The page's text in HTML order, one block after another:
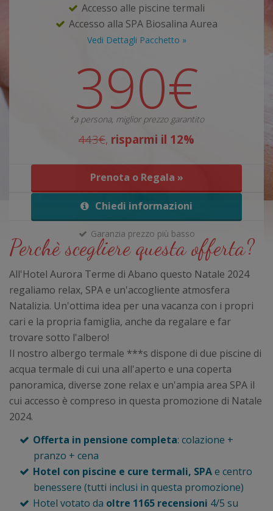
Accesso alle piscine termali
Accesso alla SPA Biosalina Aurea
Vedi Dettagli Pacchetto »
390€
*a persona, miglior prezzo garantito
443€, risparmi il 12%
Prenota o Regala »
Chiedi informazioni
Garanzia prezzo più basso
Perchè scegliere questa offerta?
All'Hotel Aurora Terme di Abano questo Natale 2024
regaliamo relax, SPA e un'accogliente atmosfera
Natalizia. Un'ottima idea per una vacanza con i propri
cari e la propria famiglia, anche da regalare e far
trovare sotto l'albero!
Il nostro albergo termale ***s dispone di due piscine di
acqua termale di cui una all'aperto e una coperta
panoramica, diverse zone relax e un'ampia area SPA il
cui accesso è compreso in questa promozione di Natale
2024.
Offerta in pensione completa: colazione +
pranzo + cena
Hotel con piscine e cure termali, SPAe centro
benessere (tutti inclusi in questa promozione)
Hotel votato da oltre 1165 recensioni 4/5 su